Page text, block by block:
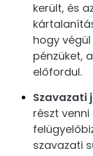
került, és
hogy
pénzüket,
előfordul.
Szavazati
részt
szavazati